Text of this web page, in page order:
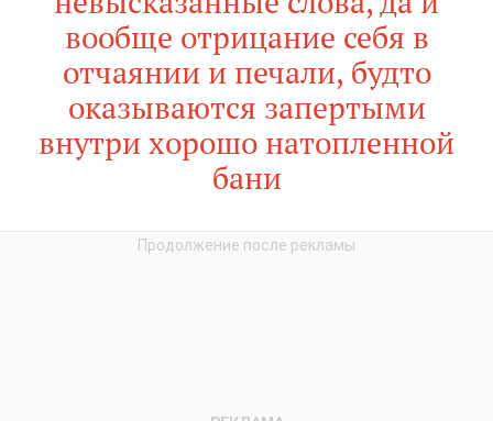
вообще отрицание себя в
отчаянии и печали, будто
оказываются запертыми
внутри хорошо натопленной
бани